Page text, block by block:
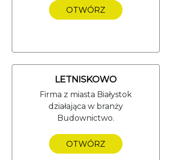
OTWÓRZ
LETNISKOWO
Firma z miasta Białystok
działająca w branży
Budownictwo.
OTWÓRZ